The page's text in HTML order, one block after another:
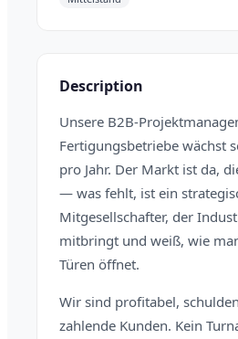
Description
Unsere B2B-
Fertigungsbetriebe wächst
pro Jahr. Der Markt ist da,
— was fehlt, ist ein
Mitgesellschafter, der
mitbringt und weiß, wie
Türen öffnet.
Wir sind profitabel,
zahlende Kunden. Kein